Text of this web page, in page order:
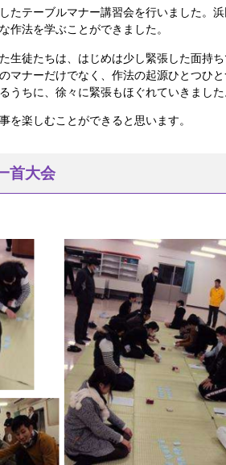
たテーブルマナー講習会を行いました。浜
作法を学ぶことができました。
生徒たちは、はじめは少し緊張した面持
マナーだけでなく、作法の起源ひとつひ
ちに、徐々に緊張もほぐれていきました
を楽しむことができると思います。
首大会